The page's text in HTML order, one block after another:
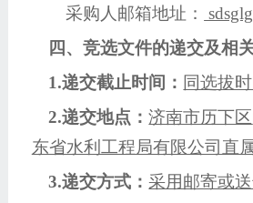
采购人邮箱地址：
四、竞选文件的递交及相
1.递交截止时间： 同选拔
2.递交地点：济南市历下区
东省水利工程局有限公司直
3.递交方式：采用邮寄或